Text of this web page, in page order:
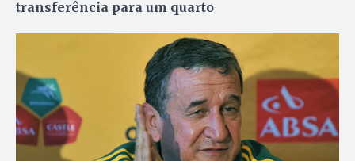
transferência para um quarto